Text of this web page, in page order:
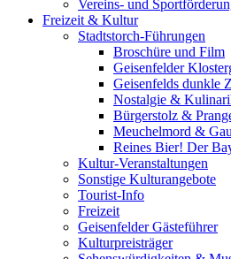
Vereins- und
Freizeit & Kultur
Stadtstorch-Führungen
Broschüre und Film
Geisenfelder
Geisenfelds dunkle
Nostalgie &
Bürgerstolz &
Meuchelmord &
Reines Bier! Der
Kultur-Veranstaltungen
Sonstige Kulturangebote
Tourist-Info
Freizeit
Geisenfelder Gästeführer
Kulturpreisträger